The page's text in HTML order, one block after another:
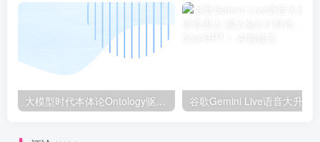
大模型时代本体论Ontology驱动的AI知识引擎助力企业智能决策系统的未来进化-一篇献给企业董事会和CIO的深度思考(第一篇)